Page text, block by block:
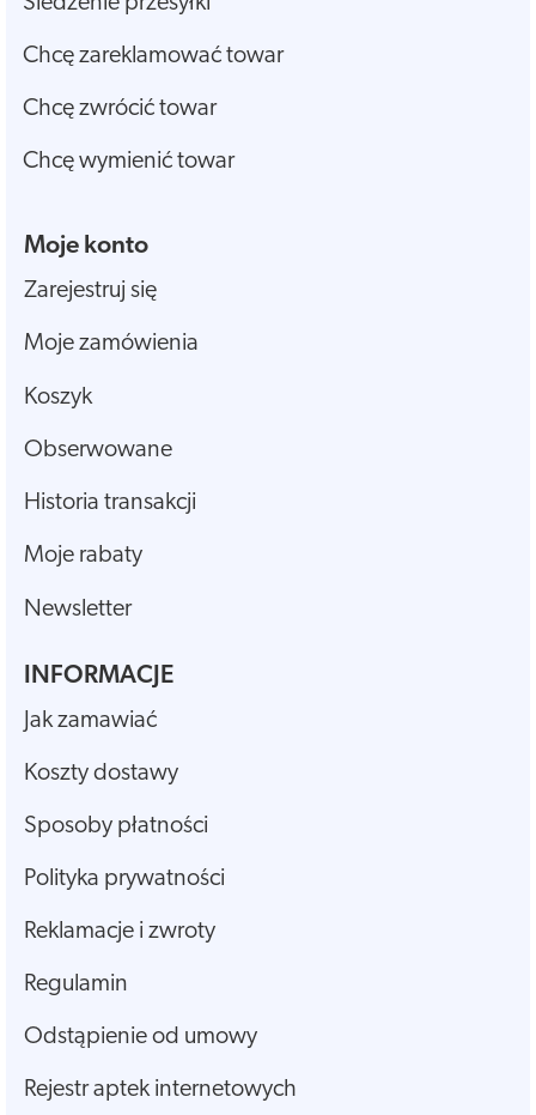
Chcę zareklamować towar
Chcę zwrócić towar
Chcę wymienić towar
Moje konto
Zarejestruj się
Moje zamówienia
Koszyk
Obserwowane
Historia transakcji
Moje rabaty
Newsletter
INFORMACJE
Jak zamawiać
Koszty dostawy
Sposoby płatności
Polityka prywatności
Reklamacje i zwroty
Regulamin
Odstąpienie od umowy
Rejestr aptek internetowych